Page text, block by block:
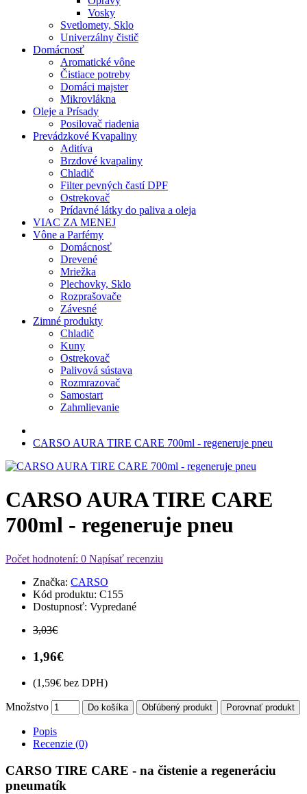
Vosky
Svetlomety, Sklo
Univerzálny čistič
Domácnosť
Aromatické vône
Čistiace potreby
Domáci majster
Mikrovlákna
Oleje a Prísady
Posilovač riadenia
Prevádzkové Kvapaliny
Aditíva
Brzdové kvapaliny
Chladič
Filter pevných častí DPF
Ostrekovač
Prídavné látky do paliva a oleja
VIAC ZA MENEJ
Vône a Parfémy
Domácnosť
Drevené
Mriežka
Plechovky, Sklo
Rozprašovače
Závesné
Zimné produkty
Chladič
Kuny
Ostrekovač
Palivová sústava
Rozmrazovač
Samostart
Zahmlievanie
CARSO AURA TIRE CARE 700ml - regeneruje pneu
CARSO AURA TIRE CARE
700ml - regeneruje pneu
Počet hodnotení: 0 Napísať recenziu
Značka: CARSO
Kód produktu: C155
Dostupnosť: Vypredané
3,03€
1,96€
(1,59€ bez DPH)
Množstvo Do košíka Obľúbený produkt Porovnať produkt
Popis
Recenzie (0)
CARSO TIRE CARE - na čistenie a regeneráciu
pneumatík